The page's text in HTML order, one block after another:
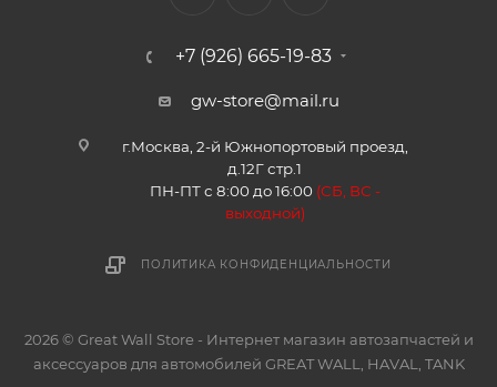
+7 (926) 665-19-83
gw-store@mail.ru
г.Москва, 2-й Южнопортовый проезд,
д.12Г стр.1
ПН-ПТ с 8:00 до 16:00 (СБ, ВС -
выходной)
ПОЛИТИКА КОНФИДЕНЦИАЛЬНОСТИ
2026 © Great Wall Store - Интернет магазин автозапчастей и
аксессуаров для автомобилей GREAT WALL, HAVAL, TANK